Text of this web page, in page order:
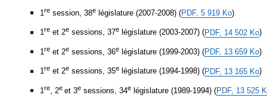
1re session, 38e législature (2007-2008) (PDF, 5 919 Ko)
1re et 2e sessions, 37e législature (2003-2007) (PDF, 14 502 Ko)
1re et 2e sessions, 36e législature (1999-2003) (PDF, 13 659 Ko)
1re et 2e sessions, 35e législature (1994-1998) (PDF, 13 165 Ko)
1re, 2e et 3e sessions, 34e législature (1989-1994) (PDF, 13 525